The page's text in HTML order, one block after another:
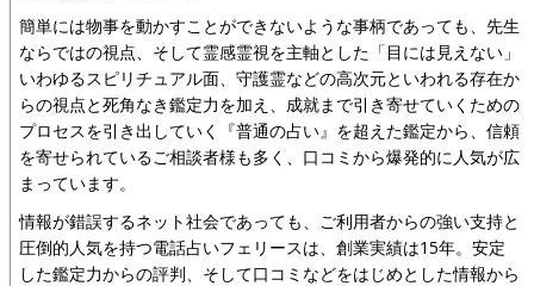
簡単には物事を動かすことができないような事柄であっても、先生
ならではの視点、そして霊感霊視を主軸とした「目には見えない」
いわゆるスピリチュアル面、守護霊などの高次元といわれる存在か
らの視点と死角なき鑑定力を加え、成就まで引き寄せていくための
プロセスを引き出していく『普通の占い』を超えた鑑定から、信頼
を寄せられているご相談者様も多く、口コミから爆発的に人気が広
まっています。
情報が錯誤するネット社会であっても、ご利用者からの強い支持と
圧倒的人気を持つ電話占いフェリースは、創業実績は15年。安定
した鑑定力からの評判、そして口コミなどをはじめとした情報から